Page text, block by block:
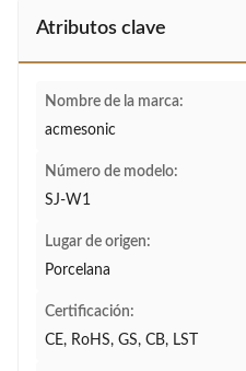
Atributos clave
Nombre de la marca:
acmesonic
Número de modelo:
SJ-W1
Lugar de origen:
Porcelana
Certificación:
CE, RoHS, GS, CB, LST